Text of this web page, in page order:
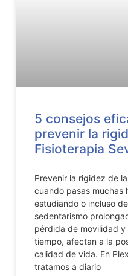
5 consejos
prevenir la
Fisioterapia
Prevenir la rigidez de
cuando pasas muchas
estudiando o incluso
sedentarismo
pérdida de movilidad y
tiempo, afectan a la
calidad de vida. En
tratamos a diario